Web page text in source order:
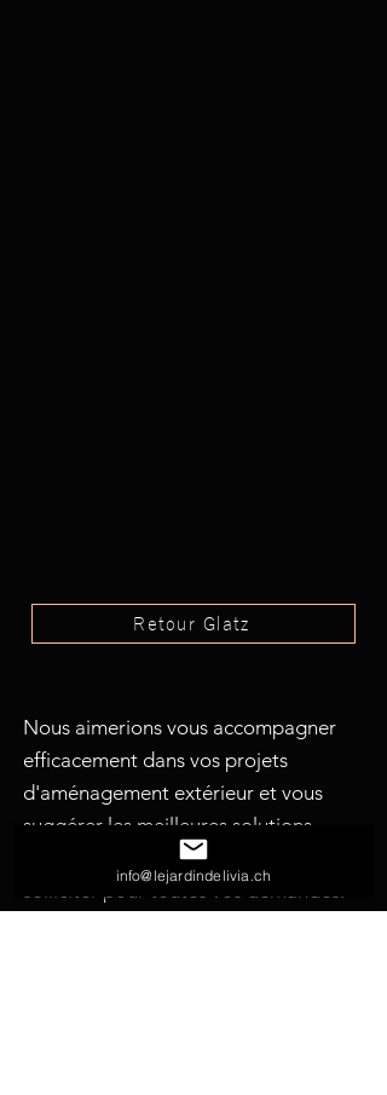
Retour Glatz
Nous aimerions vous accompagner
efficacement dans vos projets
d'aménagement extérieur et vous
suggérer les meilleures solutions
possibles. N'hésitez pas à nous
solliciter pour toutes vos demandes.
info@lejardindelivia.ch